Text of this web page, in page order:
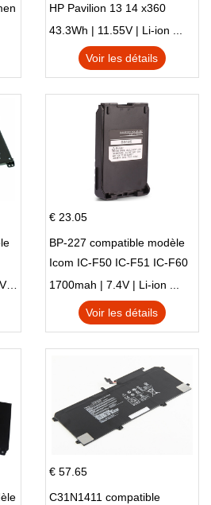
HP Pavilion 13 14 x360
L83388-AC1 L83388-421
HSTNN-LB8S M01118-421
M01144-005 13-BB 14-DV
43.3Wh | 11.55V | Li-ion ...
Voir les détails
3470mAh/41.7Wh | 11.55V | Li-ion ...
€ 23.05
BP-227 compatible modèle
Icom IC-F50 IC-F51 IC-F60
IC-F61 IC-M87
1700mah | 7.4V | Li-ion ...
Voir les détails
€ 57.65
C31N1411 compatible